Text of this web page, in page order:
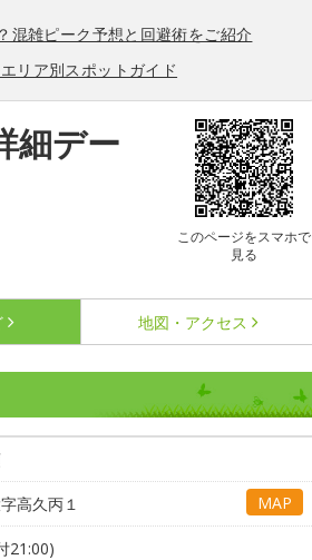
混雑ピーク予想と回避術をご紹介
リア別スポットガイド
細デー
このページをスマホで
見る
地図・アクセス
高久丙１ MAP
21:00)